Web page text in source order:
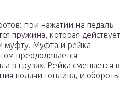
при нажатии на педаль
пружина, которая действует
муфту. Муфта и рейка
преодолевается
в грузах. Рейка смещается в
подачи топлива, и обороты